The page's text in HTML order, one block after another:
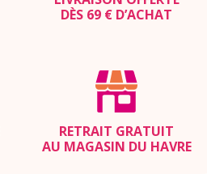
DÈS 69 € D’ACHAT
RETRAIT GRATUIT
AU MAGASIN DU HAVRE